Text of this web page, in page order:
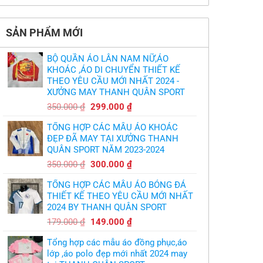
kế
thảm:
Ten
Hag
lại
trích
cầu
thủ,
thừa
nhận
sự
thật
chát
của
bầy
quỷ
nhỏ
có
luận
Thiết
và
in
áo
bóng
chuyền
theo
yêu
cầu
,thiết
free
SẢN PHẨM MỚI
BỘ QUẦN ÁO LÂN NAM NỮ,ÁO
KHOÁC ,ÁO DI CHUYỂN THIẾT KẾ
THEO YÊU CẦU MỚI NHẤT 2024 -
XƯỞNG MAY THANH QUÂN SPORT
350.000₫ Giá
là:
350.000 ₫.
299.000 ₫Giá
tại
là:
299.000 ₫.
TỔNG HỢP CÁC MẪU ÁO KHOÁC
ĐẸP ĐÃ MAY TẠI XƯỞNG THANH
QUÂN SPORT NĂM 2023-2024
350.000₫ Giá
là:
350.000 ₫.
300.000 ₫Giá
tại
là:
300.000 ₫.
TỔNG HỢP CÁC MẪU ÁO BÓNG ĐÁ
THIẾT KẾ THEO YÊU CẦU MỚI NHẤT
2024 BY THANH QUÂN SPORT
179.000₫ Giá
là:
179.000 ₫.
149.000 ₫Giá
tại
là:
Tổng hợp các mẫu áo đồng phục,áo
lớp ,áo polo đẹp mới nhất 2024 may